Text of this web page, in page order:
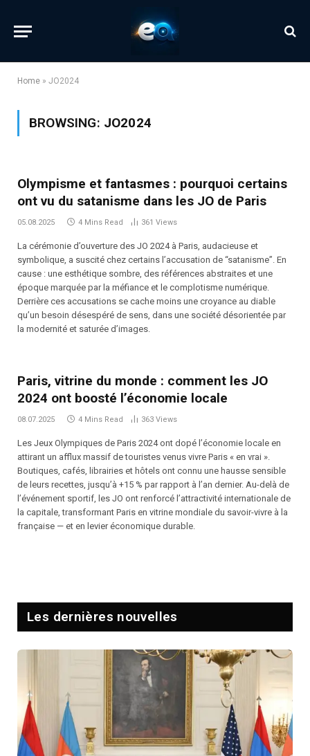
Home » JO2024
BROWSING: JO2024
Olympisme et fantasmes : pourquoi certains
ont vu du satanisme dans les JO de Paris
05.08.2025 4 Mins Read 361 Views
La cérémonie d’ouverture des JO 2024 à Paris, audacieuse et
symbolique, a suscité chez certains l’accusation de “satanisme”. En
cause : une esthétique sombre, des références abstraites et une
époque marquée par la méfiance et le complotisme numérique.
Derrière ces accusations se cache moins une croyance au diable
qu’un besoin désespéré de sens, dans une société désorientée par
la modernité et saturée d’images.
Paris, vitrine du monde : comment les JO
2024 ont boosté l’économie locale
08.07.2025 4 Mins Read 363 Views
Les Jeux Olympiques de Paris 2024 ont dopé l’économie locale en
attirant un afflux massif de touristes venus vivre Paris « en vrai ».
Boutiques, cafés, librairies et hôtels ont connu une hausse sensible
de leurs recettes, jusqu’à +15 % par rapport à l’an dernier. Au-delà de
l’événement sportif, les JO ont renforcé l’attractivité internationale de
la capitale, transformant Paris en vitrine mondiale du savoir-vivre à la
française — et en levier économique durable.
Les dernières nouvelles